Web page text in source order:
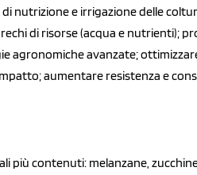
nutrizione e irrigazione delle
di risorse (acqua e nutrienti);
agronomiche avanzate;
aumentare resistenza e
più contenuti: melanzane,